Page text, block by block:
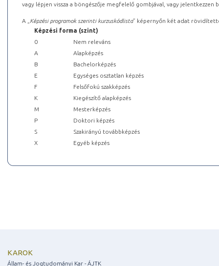
vagy lépjen vissza a böngészője megfelelő gombjával, vagy
A „ Képzési programok szerinti kurzuskódlista” képernyőn két adat
Képzési forma (szint)
0
Nem releváns
A
Alapképzés
B
Bachelorképzés
E
Egységes osztatlan képzés
F
Felsőfokú szakképzés
K
Kiegészítő alapképzés
M
Mesterképzés
P
Doktori képzés
S
Szakirányú továbbképzés
X
Egyéb képzés
KAROK
Állam- és Jogtudományi Kar - ÁJTK